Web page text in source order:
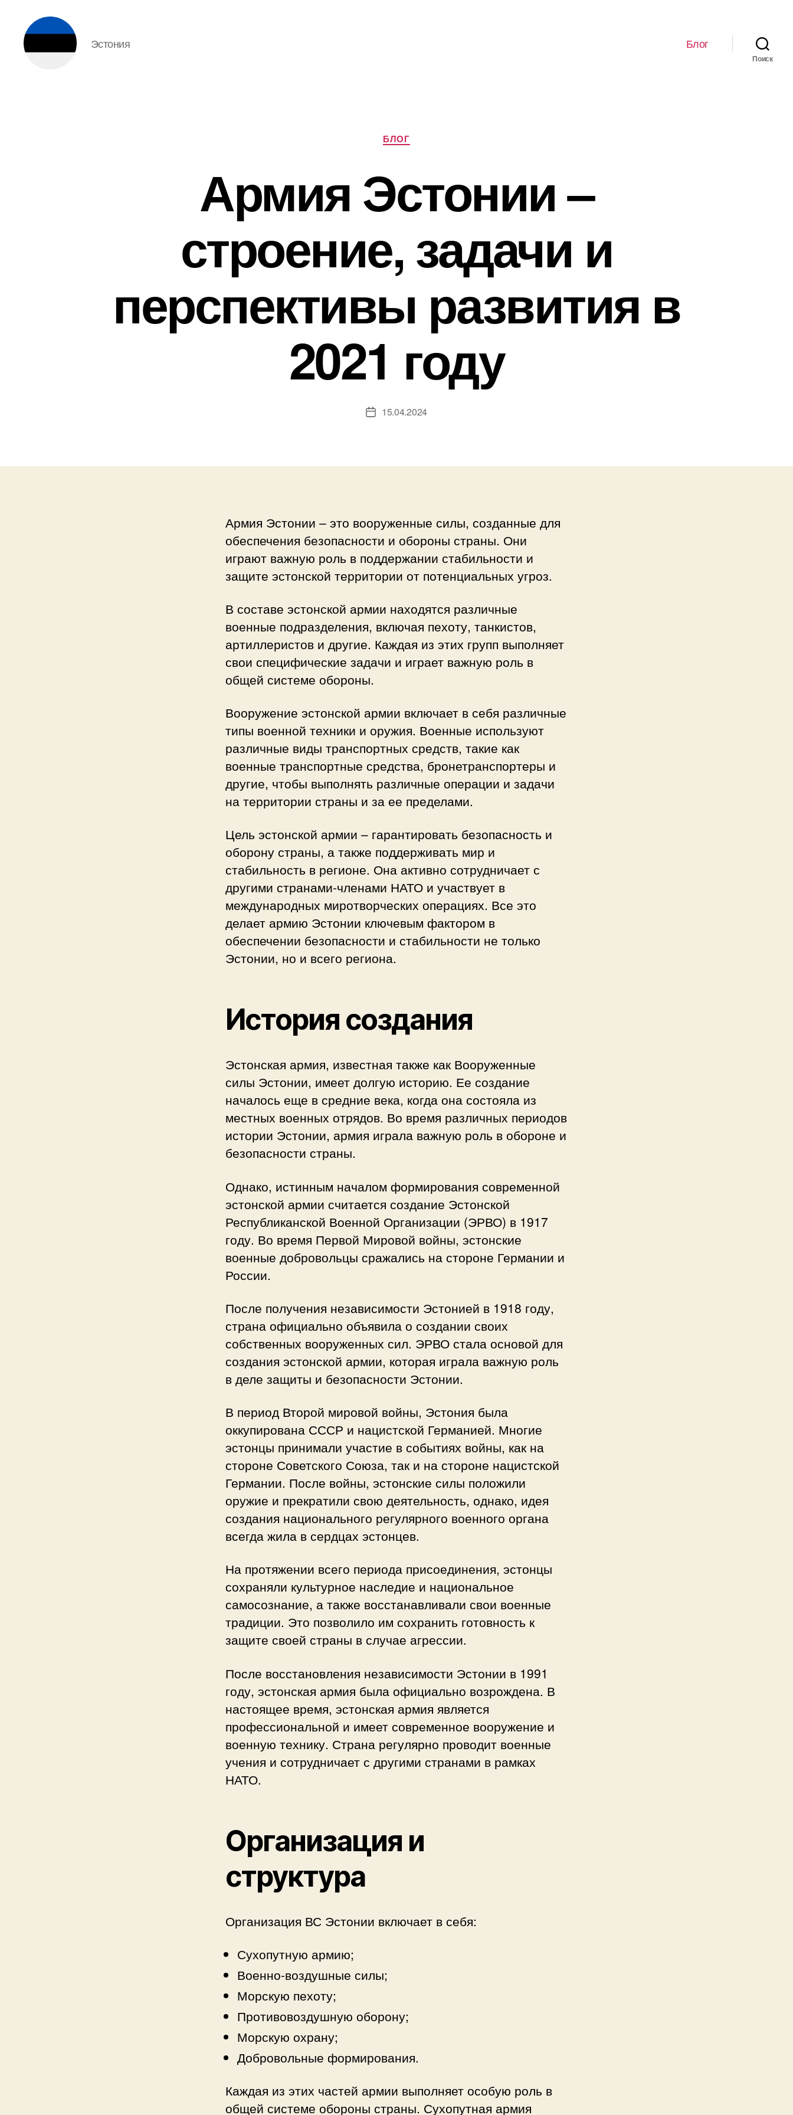
Эстония Блог
Поиск
Рубрики
БЛОГ
Армия Эстонии –
строение, задачи и
перспективы развития в
2021 году
Дата15.04.2024
Армия Эстонии – это вооруженные силы, созданные для
обеспечения безопасности и обороны страны. Они
играют важную роль в поддержании стабильности и
защите эстонской территории от потенциальных угроз.
В составе эстонской армии находятся различные
военные подразделения, включая пехоту, танкистов,
артиллеристов и другие. Каждая из этих групп выполняет
свои специфические задачи и играет важную роль в
общей системе обороны.
Вооружение эстонской армии включает в себя различные
типы военной техники и оружия. Военные используют
различные виды транспортных средств, такие как
военные транспортные средства, бронетранспортеры и
другие, чтобы выполнять различные операции и задачи
на территории страны и за ее пределами.
Цель эстонской армии – гарантировать безопасность и
оборону страны, а также поддерживать мир и
стабильность в регионе. Она активно сотрудничает с
другими странами-членами НАТО и участвует в
международных миротворческих операциях. Все это
делает армию Эстонии ключевым фактором в
обеспечении безопасности и стабильности не только
Эстонии, но и всего региона.
История создания
Эстонская армия, известная также как Вооруженные
силы Эстонии, имеет долгую историю. Ее создание
началось еще в средние века, когда она состояла из
местных военных отрядов. Во время различных периодов
истории Эстонии, армия играла важную роль в обороне и
безопасности страны.
Однако, истинным началом формирования современной
эстонской армии считается создание Эстонской
Республиканской Военной Организации (ЭРВО) в 1917
году. Во время Первой Мировой войны, эстонские
военные добровольцы сражались на стороне Германии и
России.
После получения независимости Эстонией в 1918 году,
страна официально объявила о создании своих
собственных вооруженных сил. ЭРВО стала основой для
создания эстонской армии, которая играла важную роль
в деле защиты и безопасности Эстонии.
В период Второй мировой войны, Эстония была
оккупирована СССР и нацистской Германией. Многие
эстонцы принимали участие в событиях войны, как на
стороне Советского Союза, так и на стороне нацистской
Германии. После войны, эстонские силы положили
оружие и прекратили свою деятельность, однако, идея
создания национального регулярного военного органа
всегда жила в сердцах эстонцев.
На протяжении всего периода присоединения, эстонцы
сохраняли культурное наследие и национальное
самосознание, а также восстанавливали свои военные
традиции. Это позволило им сохранить готовность к
защите своей страны в случае агрессии.
После восстановления независимости Эстонии в 1991
году, эстонская армия была официально возрождена. В
настоящее время, эстонская армия является
профессиональной и имеет современное вооружение и
военную технику. Страна регулярно проводит военные
учения и сотрудничает с другими странами в рамках
НАТО.
Организация и
структура
Организация ВС Эстонии включает в себя:
Сухопутную армию;
Военно-воздушные силы;
Морскую пехоту;
Противовоздушную оборону;
Морскую охрану;
Добровольные формирования.
Каждая из этих частей армии выполняет особую роль в
общей системе обороны страны. Сухопутная армия